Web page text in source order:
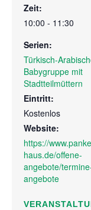
Zeit:
10:00 - 11:30
Serien:
Türkisch-
Babygruppe mit
Stadtteilmüttern
Eintritt:
Kostenlos
Website:
https://
haus.de/offene-
angebote/
angebote